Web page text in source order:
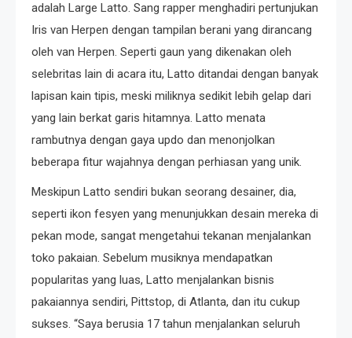
adalah Large Latto. Sang rapper menghadiri pertunjukan
Iris van Herpen dengan tampilan berani yang dirancang
oleh van Herpen. Seperti gaun yang dikenakan oleh
selebritas lain di acara itu, Latto ditandai dengan banyak
lapisan kain tipis, meski miliknya sedikit lebih gelap dari
yang lain berkat garis hitamnya. Latto menata
rambutnya dengan gaya updo dan menonjolkan
beberapa fitur wajahnya dengan perhiasan yang unik.
Meskipun Latto sendiri bukan seorang desainer, dia,
seperti ikon fesyen yang menunjukkan desain mereka di
pekan mode, sangat mengetahui tekanan menjalankan
toko pakaian. Sebelum musiknya mendapatkan
popularitas yang luas, Latto menjalankan bisnis
pakaiannya sendiri, Pittstop, di Atlanta, dan itu cukup
sukses. “Saya berusia 17 tahun menjalankan seluruh